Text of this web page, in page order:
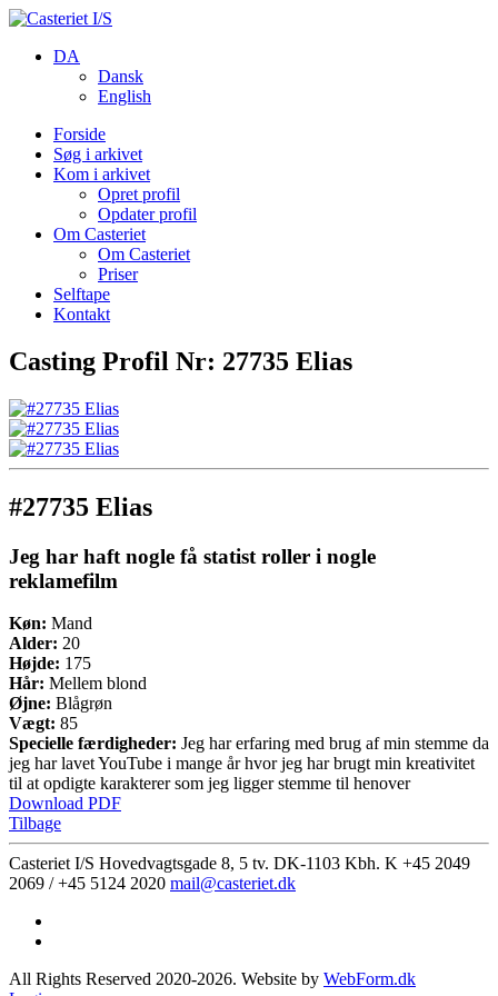
DA
Dansk
English
Forside
Søg i arkivet
Kom i arkivet
Opret profil
Opdater profil
Om Casteriet
Om Casteriet
Priser
Selftape
Kontakt
Casting Profil Nr: 27735 Elias
#27735 Elias
Jeg har haft nogle få statist roller i nogle
reklamefilm
Køn: Mand
Alder: 20
Højde: 175
Hår: Mellem blond
Øjne: Blågrøn
Vægt: 85
Specielle færdigheder: Jeg har erfaring med brug af min stemme da
jeg har lavet YouTube i mange år hvor jeg har brugt min kreativitet
til at opdigte karakterer som jeg ligger stemme til henover
Download PDF
Tilbage
Casteriet I/S Hovedvagtsgade 8, 5 tv. DK-1103 Kbh. K +45 2049
2069 / +45 5124 2020 mail@casteriet.dk
All Rights Reserved 2020-2026. Website by WebForm.dk